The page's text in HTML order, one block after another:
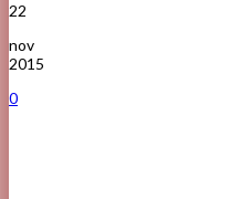
22
nov
2015
0